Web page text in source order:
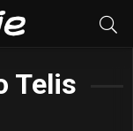
Telis